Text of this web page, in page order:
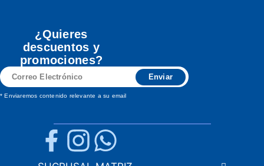
¿Quieres
descuentos y
promociones?
Correo
Electrónico
Enviar
* Enviaremos contenido relevante a su email